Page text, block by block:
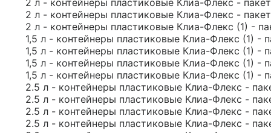
2 л - контейнеры пластиковые Клиа-Флекс -
2 л - контейнеры пластиковые Клиа-Флекс -
2 л - контейнеры пластиковые Клиа-Флекс (1) -
1,5 л - контейнеры пластиковые Клиа-Флекс (1) -
1,5 л - контейнеры пластиковые Клиа-Флекс (1) -
1,5 л - контейнеры пластиковые Клиа-Флекс (1) -
1,5 л - контейнеры пластиковые Клиа-Флекс (1) -
2.5 л - контейнеры пластиковые Клиа-Флекс -
2.5 л - контейнеры пластиковые Клиа-Флекс -
2.5 л - контейнеры пластиковые Клиа-Флекс -
2.5 л - контейнеры пластиковые Клиа-Флекс -